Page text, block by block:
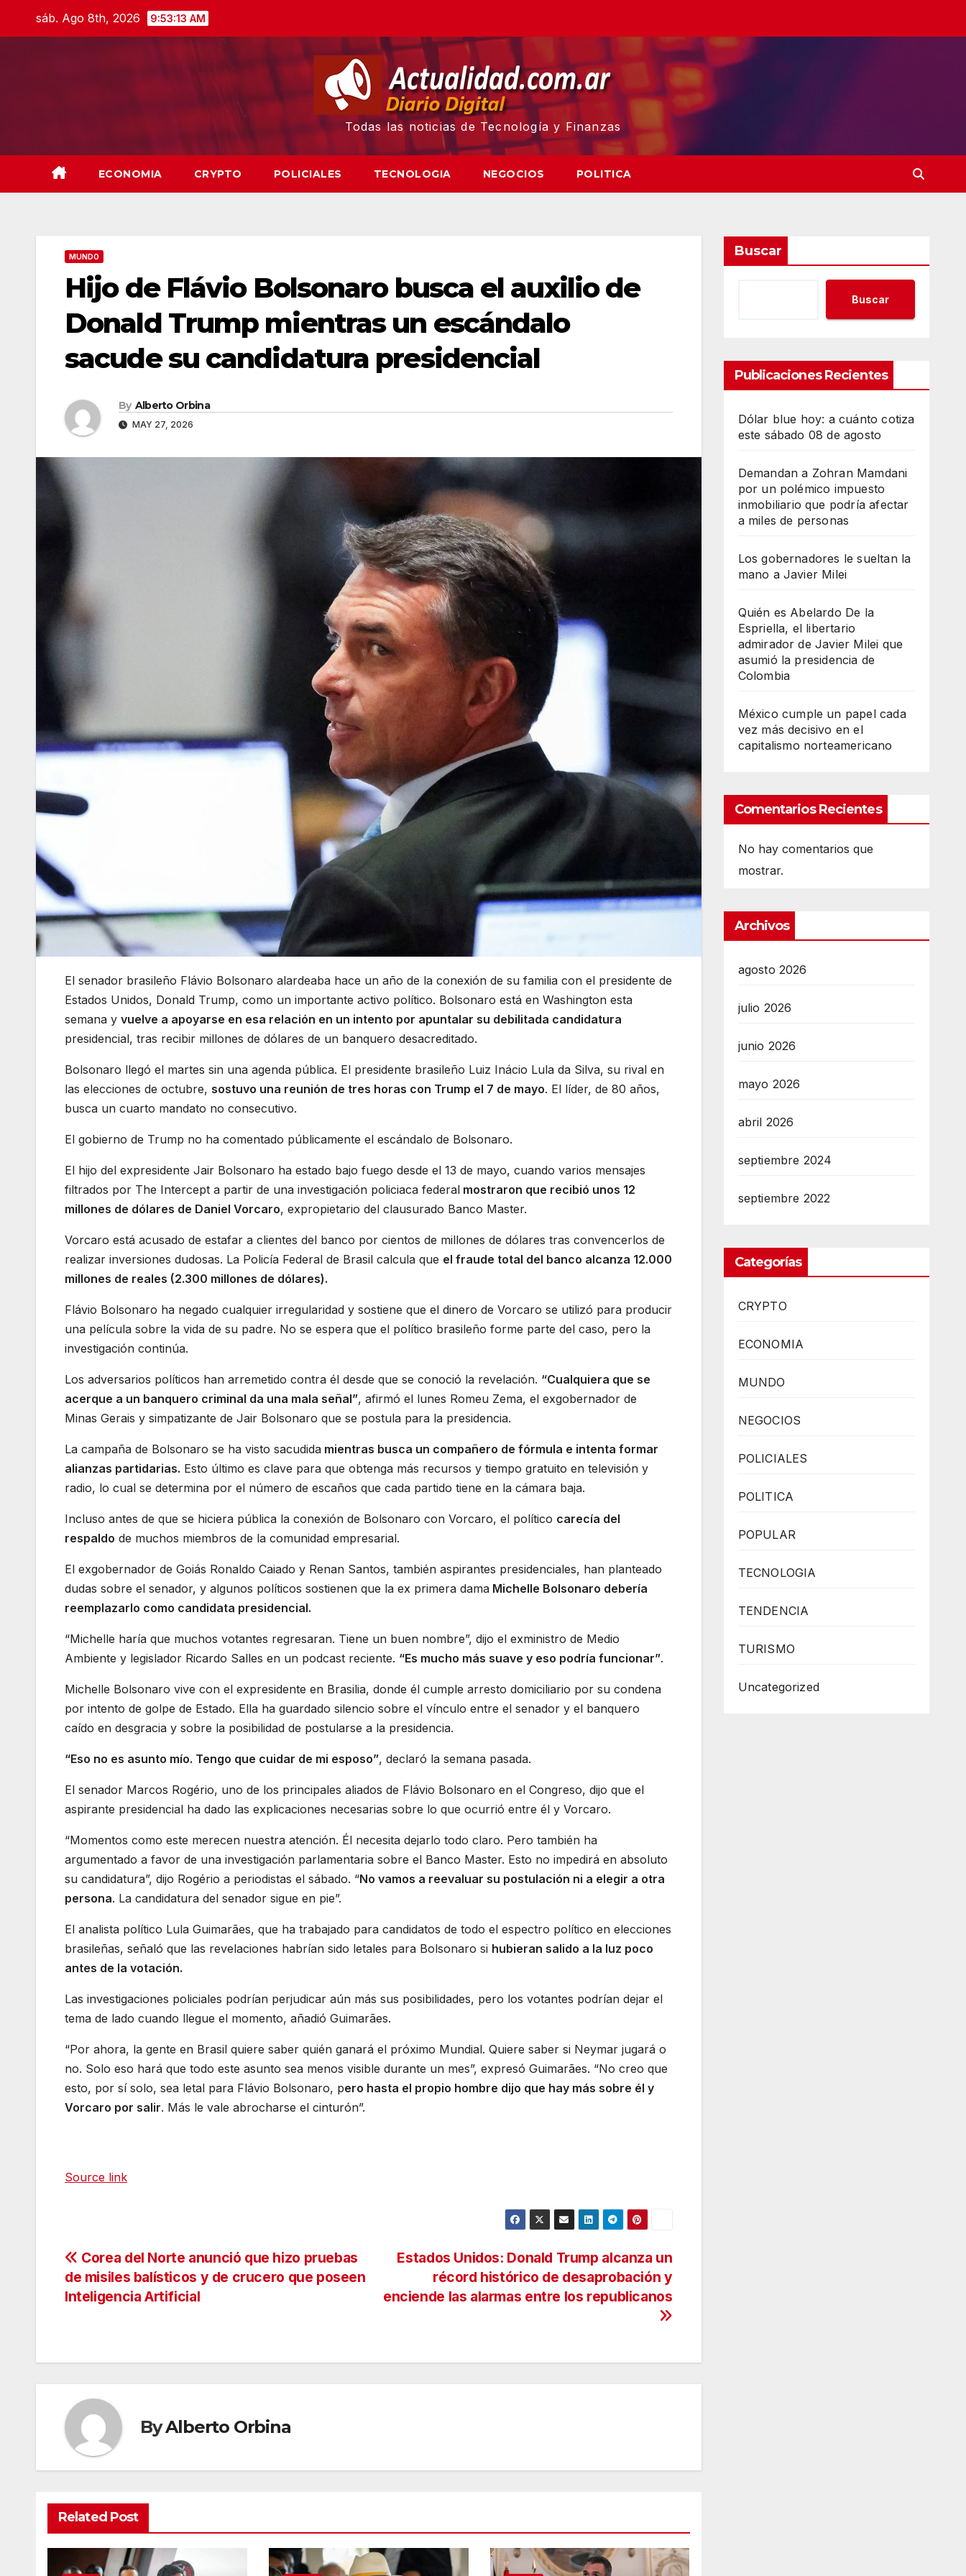
sáb. Ago 8th, 2026 9:53:14 AM
Todas las noticias de Tecnología y Finanzas
ECONOMIA CRYPTO POLICIALES TECNOLOGIA NEGOCIOS POLITICA
MUNDO
Hijo de Flávio Bolsonaro busca el auxilio de
Donald Trump mientras un escándalo
sacude su candidatura presidencial
By Alberto Orbina
MAY 27, 2026
El senador brasileño Flávio Bolsonaro alardeaba hace un año de la conexión de su familia con el presidente de
Estados Unidos, Donald Trump, como un importante activo político. Bolsonaro está en Washington esta
semana y vuelve a apoyarse en esa relación en un intento por apuntalar su debilitada candidatura
presidencial, tras recibir millones de dólares de un banquero desacreditado.
Bolsonaro llegó el martes sin una agenda pública. El presidente brasileño Luiz Inácio Lula da Silva, su rival en
las elecciones de octubre, sostuvo una reunión de tres horas con Trump el 7 de mayo. El líder, de 80 años,
busca un cuarto mandato no consecutivo.
El gobierno de Trump no ha comentado públicamente el escándalo de Bolsonaro.
El hijo del expresidente Jair Bolsonaro ha estado bajo fuego desde el 13 de mayo, cuando varios mensajes
filtrados por The Intercept a partir de una investigación policiaca federal mostraron que recibió unos 12
millones de dólares de Daniel Vorcaro, expropietario del clausurado Banco Master.
Vorcaro está acusado de estafar a clientes del banco por cientos de millones de dólares tras convencerlos de
realizar inversiones dudosas. La Policía Federal de Brasil calcula que el fraude total del banco alcanza 12.000
millones de reales (2.300 millones de dólares).
Flávio Bolsonaro ha negado cualquier irregularidad y sostiene que el dinero de Vorcaro se utilizó para producir
una película sobre la vida de su padre. No se espera que el político brasileño forme parte del caso, pero la
investigación continúa.
Los adversarios políticos han arremetido contra él desde que se conoció la revelación. “Cualquiera que se
acerque a un banquero criminal da una mala señal”, afirmó el lunes Romeu Zema, el exgobernador de
Minas Gerais y simpatizante de Jair Bolsonaro que se postula para la presidencia.
La campaña de Bolsonaro se ha visto sacudida mientras busca un compañero de fórmula e intenta formar
alianzas partidarias. Esto último es clave para que obtenga más recursos y tiempo gratuito en televisión y
radio, lo cual se determina por el número de escaños que cada partido tiene en la cámara baja.
Incluso antes de que se hiciera pública la conexión de Bolsonaro con Vorcaro, el político carecía del
respaldo de muchos miembros de la comunidad empresarial.
El exgobernador de Goiás Ronaldo Caiado y Renan Santos, también aspirantes presidenciales, han planteado
dudas sobre el senador, y algunos políticos sostienen que la ex primera dama Michelle Bolsonaro debería
reemplazarlo como candidata presidencial.
“Michelle haría que muchos votantes regresaran. Tiene un buen nombre”, dijo el exministro de Medio
Ambiente y legislador Ricardo Salles en un podcast reciente. “Es mucho más suave y eso podría funcionar”.
Michelle Bolsonaro vive con el expresidente en Brasilia, donde él cumple arresto domiciliario por su condena
por intento de golpe de Estado. Ella ha guardado silencio sobre el vínculo entre el senador y el banquero
caído en desgracia y sobre la posibilidad de postularse a la presidencia.
“Eso no es asunto mío. Tengo que cuidar de mi esposo”, declaró la semana pasada.
El senador Marcos Rogério, uno de los principales aliados de Flávio Bolsonaro en el Congreso, dijo que el
aspirante presidencial ha dado las explicaciones necesarias sobre lo que ocurrió entre él y Vorcaro.
“Momentos como este merecen nuestra atención. Él necesita dejarlo todo claro. Pero también ha
argumentado a favor de una investigación parlamentaria sobre el Banco Master. Esto no impedirá en absoluto
su candidatura”, dijo Rogério a periodistas el sábado. “No vamos a reevaluar su postulación ni a elegir a otra
persona. La candidatura del senador sigue en pie”.
El analista político Lula Guimarães, que ha trabajado para candidatos de todo el espectro político en elecciones
brasileñas, señaló que las revelaciones habrían sido letales para Bolsonaro si hubieran salido a la luz poco
antes de la votación.
Las investigaciones policiales podrían perjudicar aún más sus posibilidades, pero los votantes podrían dejar el
tema de lado cuando llegue el momento, añadió Guimarães.
“Por ahora, la gente en Brasil quiere saber quién ganará el próximo Mundial. Quiere saber si Neymar jugará o
no. Solo eso hará que todo este asunto sea menos visible durante un mes”, expresó Guimarães. “No creo que
esto, por sí solo, sea letal para Flávio Bolsonaro, pero hasta el propio hombre dijo que hay más sobre él y
Vorcaro por salir. Más le vale abrocharse el cinturón”.
Source link
Navegación
de
Estados Unidos: Donald Trump alcanza un
récord histórico de desaprobación y
enciende las alarmas entre los republicanos
Corea del Norte anunció que hizo pruebas
de misiles balísticos y de crucero que poseen
Inteligencia Artificial
ByAlberto Orbina
Related Post
Buscar
Buscar
Publicaciones Recientes
Dólar blue hoy: a cuánto cotiza
este sábado 08 de agosto
Demandan a Zohran Mamdani
por un polémico impuesto
inmobiliario que podría afectar
a miles de personas
Los gobernadores le sueltan la
mano a Javier Milei
Quién es Abelardo De la
Espriella, el libertario
admirador de Javier Milei que
asumió la presidencia de
Colombia
México cumple un papel cada
vez más decisivo en el
capitalismo norteamericano
Comentarios Recientes
No hay comentarios que
mostrar.
Archivos
agosto 2026
julio 2026
junio 2026
mayo 2026
abril 2026
septiembre 2024
septiembre 2022
Categorías
CRYPTO
ECONOMIA
MUNDO
NEGOCIOS
POLICIALES
POLITICA
POPULAR
TECNOLOGIA
TENDENCIA
TURISMO
Uncategorized